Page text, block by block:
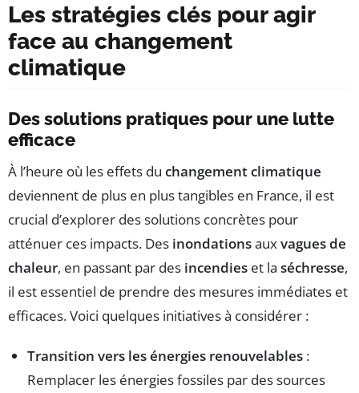
Les stratégies clés pour agir
face au changement
climatique
Des solutions pratiques pour une lutte
efficace
À l’heure où les effets du changement climatique
deviennent de plus en plus tangibles en France, il est
crucial d’explorer des solutions concrètes pour
atténuer ces impacts. Des inondationsauxvagues de
chaleur, en passant par des incendies et la séchresse,
il est essentiel de prendre des mesures immédiates et
efficaces. Voici quelques initiatives à considérer :
Transition vers les énergies renouvelables :
Remplacer les énergies fossiles par des sources